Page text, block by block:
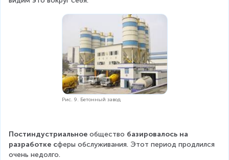
Рис. 9. Бетонный завод
Постиндустриальное общество базировалось на
разработке сферы обслуживания. Этот период продлился
очень недолго.